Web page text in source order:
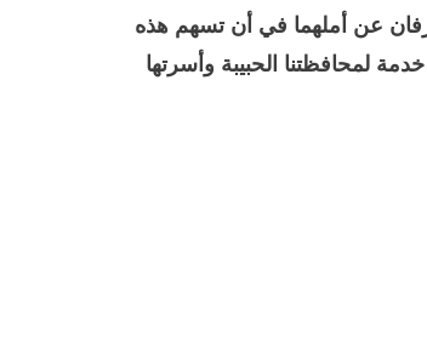
عن أملهما في أن تسهم هذه
لمحافظتنا الحبيبة وأسرتها